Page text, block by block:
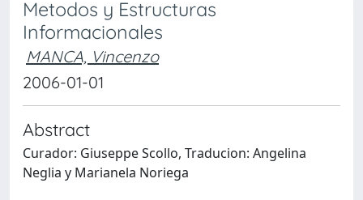
Metodos y Estructuras
Informacionales
MANCA, Vincenzo
2006-01-01
Abstract
Curador: Giuseppe Scollo, Traducion: Angelina
Neglia y Marianela Noriega